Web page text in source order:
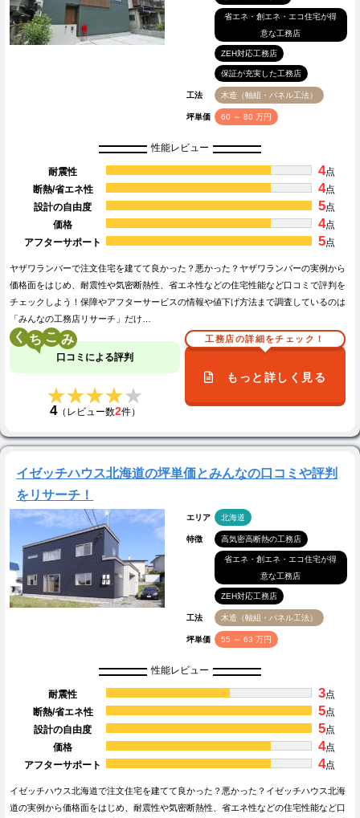
省エネ・創エネ・エコ住宅が得
意な工務店
ZEH対応工務店
保証が充実した工務店
工法 木造（軸組・パネル工法）
坪単価 60 ～ 80 万円
性能レビュー
耐震性 4点
断熱/省エネ性
4点
設計の自由度
5点
価格
4点
アフターサポート
5点
ヤザワランバーで注文住宅を建てて良かった？悪かった？ヤザワランバーの実例から
価格面をはじめ、耐震性や気密断熱性、省エネ性などの住宅性能など口コミで評判を
チェックしよう！保障やアフターサービスの情報や値下げ方法まで調査しているのは
「みんなの工務店リサーチ」だけ…
く こ
口コミによる評判
★★★★★
★★★★★
4（レビュー数2件）
工務店の詳細をチェック！
もっと詳しく見る
イゼッチハウス北海道の坪単価とみんなの口コミや評判
をリサーチ！
エリア 北海道
特徴 高気密高断熱の工務店
省エネ・創エネ・エコ住宅が得
意な工務店
ZEH対応工務店
工法 木造（軸組・パネル工法）
坪単価 55 ～ 63 万円
性能レビュー
耐震性 3点
断熱/省エネ性
5点
設計の自由度
5点
価格
4点
アフターサポート
4点
イゼッチハウス北海道で注文住宅を建てて良かった？悪かった？イゼッチハウス北海
道の実例から価格面をはじめ、耐震性や気密断熱性、省エネ性などの住宅性能など口